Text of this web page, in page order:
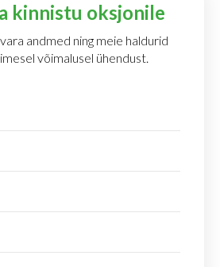
kinnistu oksjonile
andmed ning meie haldurid
võimalusel ühendust.